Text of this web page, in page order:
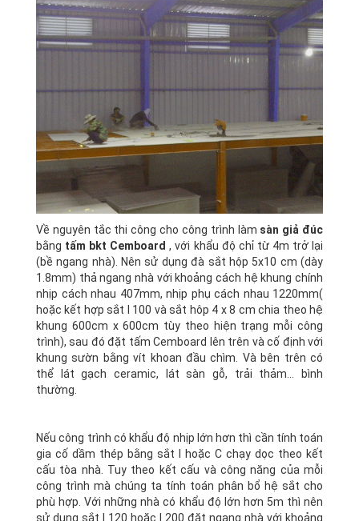
Về nguyên tắc thi công cho công trình làm sàn giả đúc
bằng tấm bkt Cemboard , với khẩu độ chỉ từ 4m trở lại
(bề ngang nhà). Nên sử dụng đà sắt hộp 5x10 cm (dày
1.8mm) thả ngang nhà với khoảng cách hệ khung chính
nhịp cách nhau 407mm, nhịp phụ cách nhau 1220mm(
hoặc kết hợp sắt I 100 và sắt hôp 4 x 8 cm chia theo hệ
khung 600cm x 600cm tùy theo hiện trạng mỗi công
trình), sau đó đặt tấm Cemboard lên trên và cố định với
khung sườn bằng vít khoan đầu chìm. Và bên trên có
thể lát gạch ceramic, lát sàn gỗ, trải thảm... bình
thường.
Nếu công trình có khẩu độ nhịp lớn hơn thì cần tính toán
gia cố dầm thép bằng sắt I hoặc C chạy dọc theo kết
cấu tòa nhà. Tuy theo kết cấu và công năng của mỗi
công trình mà chúng ta tính toán phân bổ hệ sắt cho
phù hợp. Với những nhà có khẩu độ lớn hơn 5m thì nên
sử dụng sắt I 120 hoặc I 200 đặt ngang nhà với khoảng